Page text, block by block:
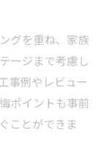
グを重ね、家族
ージまで考慮し
事例やレビュー
ポイントも事前
ことができま